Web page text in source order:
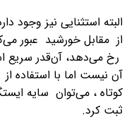
البته استثنایی نیز وجود
از مقابل خورشید عبور
رخ می‌دهد، آن‌قدر
آن نیست اما با استفاده
کوتاه ، می‌توان سایه‌
ثبت کرد.